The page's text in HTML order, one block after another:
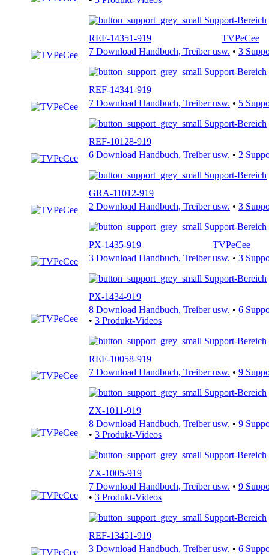
Support-Bereich
REF-14351-919
TVPeCee
7 Download Handbuch, Treiber usw. • 3
Support-Bereich
REF-14341-919
7 Download Handbuch, Treiber usw. • 5
Support-Bereich
REF-10128-919
6 Download Handbuch, Treiber usw. • 2
Support-Bereich
GRA-11012-919
2 Download Handbuch, Treiber usw. • 3
Support-Bereich
PX-1435-919
TVPeCee
3 Download Handbuch, Treiber usw. • 3
Support-Bereich
PX-1434-919
8 Download Handbuch, Treiber usw. • 6
• 3 Produkt-Videos
Support-Bereich
REF-10058-919
7 Download Handbuch, Treiber usw. • 9
Support-Bereich
ZX-1011-919
8 Download Handbuch, Treiber usw. • 9
• 3 Produkt-Videos
Support-Bereich
ZX-1005-919
7 Download Handbuch, Treiber usw. • 9
• 3 Produkt-Videos
Support-Bereich
REF-13451-919
3 Download Handbuch, Treiber usw. • 6